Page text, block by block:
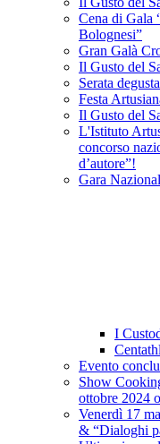
Cena di Gala
Bolognesi”
Gran Galà
Il Gusto del
Serata
Festa
Il Gusto del
L'Istituto
concorso
d’autore”!
Gara
I
Evento
Show
ottobre 2024
Venerdì 17
& “Dialoghi